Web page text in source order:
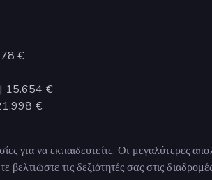
€
| 15.654 €
€
για να εκπαιδευτείτε. Οι μεγαλύτερες
βελτιώστε τις δεξιότητές σας στις